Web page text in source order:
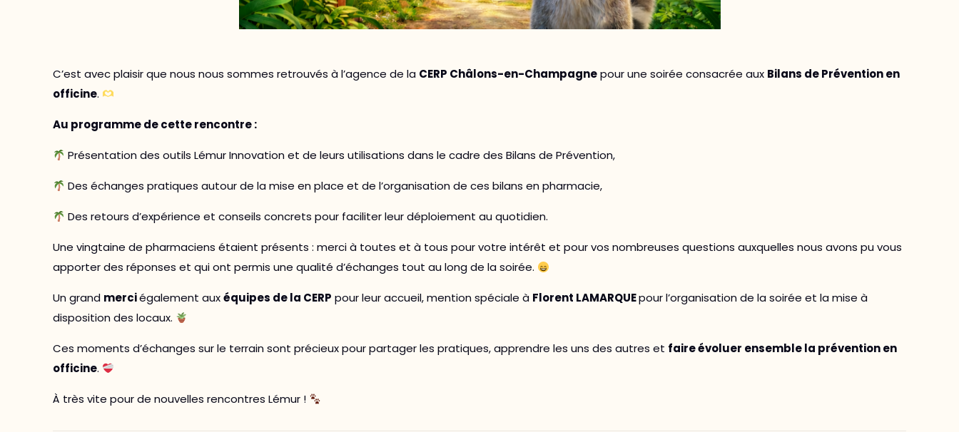
C’est avec plaisir que nous nous sommes retrouvés à l’agence de la CERP Châlons-en-Champagnepour une soirée consacrée aux Bilans de Prévention en
officine.
Au programme de cette rencontre :
Présentation des outils Lémur Innovation et de leurs utilisations dans le cadre des Bilans de Prévention,
Des échanges pratiques autour de la mise en place et de l’organisation de ces bilans en pharmacie,
Des retours d’expérience et conseils concrets pour faciliter leur déploiement au quotidien.
Une vingtaine de pharmaciens étaient présents : merci à toutes et à tous pour votre intérêt et pour vos nombreuses questions auxquelles nous avons pu vous
apporter des réponses et qui ont permis une qualité d’échanges tout au long de la soirée.
Un grand merciégalement auxéquipes de la CERP pour leur accueil, mention spéciale à Florent LAMARQUEpour l’organisation de la soirée et la mise à
disposition des locaux.
Ces moments d’échanges sur le terrain sont précieux pour partager les pratiques, apprendre les uns des autres et faire évoluer ensemble la prévention en
officine.
À très vite pour de nouvelles rencontres Lémur !